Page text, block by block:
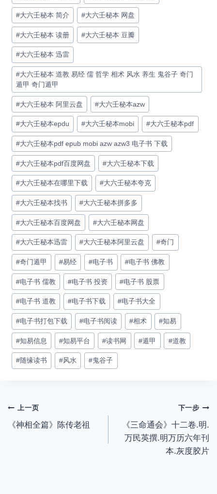
#大六壬秘本 简介 #大六壬秘本 网盘
#大六壬秘本 读册 #大六壬秘本 豆瓣
#大六壬秘本 迅雷
#大六壬秘本 道教 易经 儒 哲学 相术 风水 养生 鬼谷子 奇门
遁甲 奇门遁甲
#大六壬秘本 阿里云盘 #大六壬秘本azw
#大六壬秘本epdu #大六壬秘本mobi #大六壬秘本pdf
#大六壬秘本pdf epub mobi azw azw3 电子书 下载
#大六壬秘本pdf百度网盘 #大六壬秘本下载
#大六壬秘本在哪里下载 #大六壬秘本夸克
#大六壬秘本找书 #大六壬秘本拼多多
#大六壬秘本百度网盘 #大六壬秘本网盘
#大六壬秘本迅雷 #大六壬秘本阿里云盘 #奇门
#奇门遁甲 #易经 #电子书 #电子书 佛教
#电子书 儒教 #电子书 投资 #电子书 股票
#电子书 道教 #电子书下载 #电子书大全
#电子书打包下载 #电子书阅读 #相术 #知易
#知易信息 #知易平台 #读书网 #遁甲 #道教
#随缘读书 #风水 #鬼谷子
文
章
上一页
《神相全篇》陈传老祖
下一步
《三命通会》十二卷.明.
万民英撰.明万历六年刊
本.灰度胶片